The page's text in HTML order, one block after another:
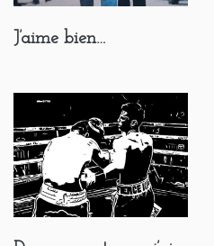
J’aime bien…